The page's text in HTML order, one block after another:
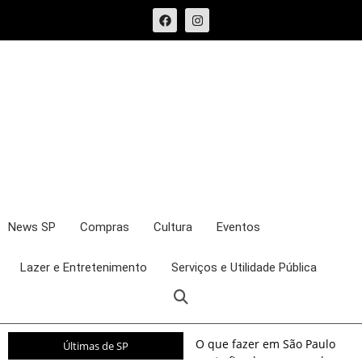
News SP Compras Cultura Eventos
Lazer e Entretenimento Serviços e Utilidade Pública
Últimas de SP
O que fazer em São Paulo